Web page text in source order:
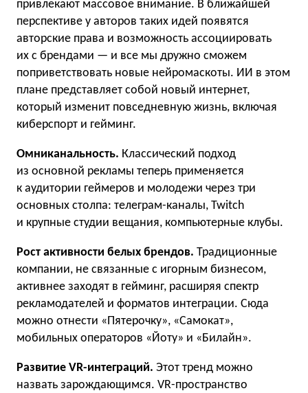
привлекают массовое внимание. В ближайшей
перспективе у авторов таких идей появятся
авторские права и возможность ассоциировать
их с брендами — и все мы дружно сможем
поприветствовать новые нейромаскоты. ИИ в этом
плане представляет собой новый интернет,
который изменит повседневную жизнь, включая
киберспорт и гейминг.
Омниканальность. Классический подход
из основной рекламы теперь применяется
к аудитории геймеров и молодежи через три
основных столпа: телеграм-каналы, Twitch
и крупные студии вещания, компьютерные клубы.
Рост активности белых брендов. Традиционные
компании, не связанные с игорным бизнесом,
активнее заходят в гейминг, расширяя спектр
рекламодателей и форматов интеграции. Сюда
можно отнести «Пятерочку», «Самокат»,
мобильных операторов «Йоту» и «Билайн».
Развитие VR-интеграций. Этот тренд можно
назвать зарождающимся. VR-пространство